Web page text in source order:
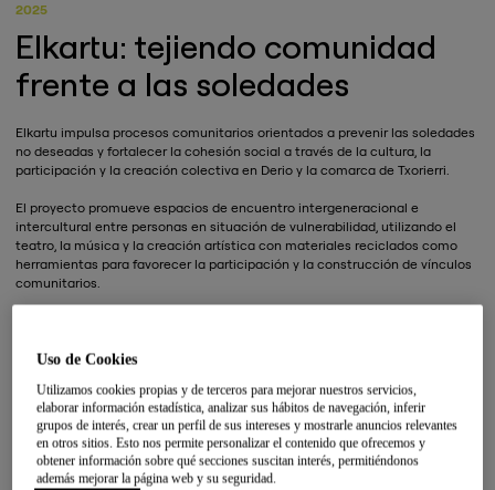
2025
Elkartu: tejiendo comunidad
frente a las soledades
Elkartu impulsa procesos comunitarios orientados a prevenir las soledades
no deseadas y fortalecer la cohesión social a través de la cultura, la
participación y la creación colectiva en Derio y la comarca de Txorierri.
El proyecto promueve espacios de encuentro intergeneracional e
intercultural entre personas en situación de vulnerabilidad, utilizando el
teatro, la música y la creación artística con materiales reciclados como
herramientas para favorecer la participación y la construcción de vínculos
comunitarios.
inclusivo y participativo.
Uso de Cookies
Utilizamos cookies propias y de terceros para mejorar nuestros servicios,
elaborar información estadística, analizar sus hábitos de navegación, inferir
grupos de interés, crear un perfil de sus intereses y mostrarle anuncios relevantes
en otros sitios. Esto nos permite personalizar el contenido que ofrecemos y
obtener información sobre qué secciones suscitan interés, permitiéndonos
además mejorar la página web y su seguridad.